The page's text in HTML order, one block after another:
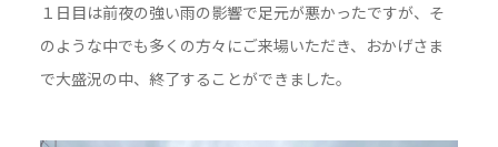
１日目は前夜の強い雨の影響で足元が悪かったですが、そ
のような中でも多くの方々にご来場いただき、おかげさま
で大盛況の中、終了することができました。